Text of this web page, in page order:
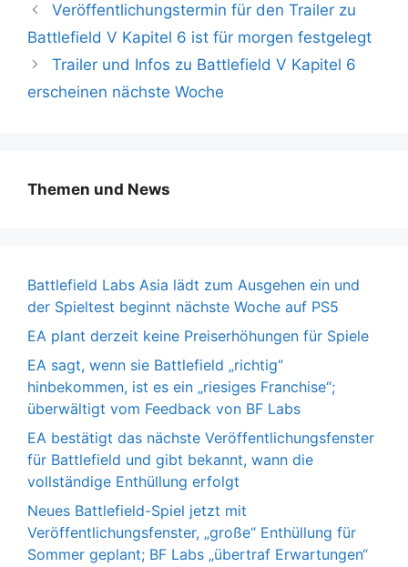
Veröffentlichungstermin für den Trailer zu
Battlefield V Kapitel 6 ist für morgen festgelegt
Trailer und Infos zu Battlefield V Kapitel 6
erscheinen nächste Woche
Themen und News
Battlefield Labs Asia lädt zum Ausgehen ein und
der Spieltest beginnt nächste Woche auf PS5
EA plant derzeit keine Preiserhöhungen für Spiele
EA sagt, wenn sie Battlefield „richtig“
hinbekommen, ist es ein „riesiges Franchise“;
überwältigt vom Feedback von BF Labs
EA bestätigt das nächste Veröffentlichungsfenster
für Battlefield und gibt bekannt, wann die
vollständige Enthüllung erfolgt
Neues Battlefield-Spiel jetzt mit
Veröffentlichungsfenster, „große“ Enthüllung für
Sommer geplant; BF Labs „übertraf Erwartungen“